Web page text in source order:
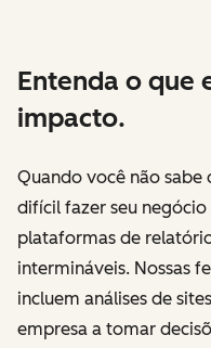
Entenda o que
impacto.
Quando você não sabe
difícil fazer seu negócio
plataformas de
intermináveis. Nossas
incluem análises de
empresa a tomar